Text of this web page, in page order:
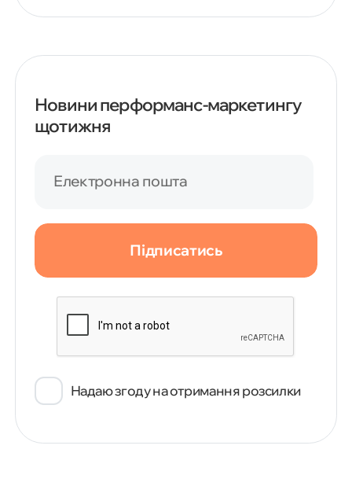
Новини перформанс-маркетингу
щотижня
Електронна пошта
Підписатись
Надаю згоду на отримання розсилки